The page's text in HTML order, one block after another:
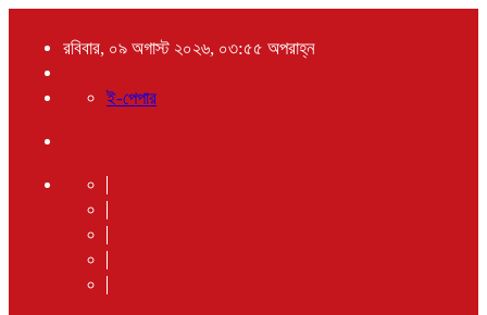
রবিবার, ০৯ অগাস্ট ২০২৬, ০৩:৫৫ অপরাহ্ন
ই-পেপার